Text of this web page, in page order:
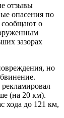
отзывы
опасения по
сообщают о
зазорах
но
рекламировал
(на 20 км).
хода до 121 км,